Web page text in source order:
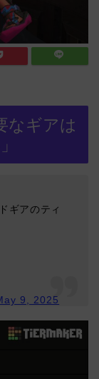
なギアは
ギアのティ
9, 2025